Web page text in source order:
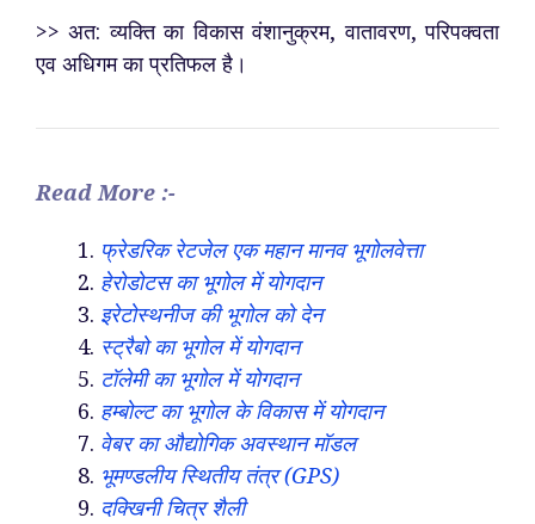
>> अत: व्यक्ति का विकास वंशानुक्रम, वातावरण, परिपक्वता
एव अधिगम का प्रतिफल है।
Read More :-
फ्रेडरिक रेटजेल एक महान मानव भूगोलवेत्ता
हेरोडोटस का भूगोल में योगदान
इरेटोस्थनीज की भूगोल को देन
स्ट्रैबो का भूगोल में योगदान
टॉलेमी का भूगोल में योगदान
हम्बोल्ट का भूगोल के विकास में योगदान
वेबर का औद्योगिक अवस्थान मॉडल
भूमण्डलीय स्थितीय तंत्र (GPS)
दक्खिनी चित्र शैली